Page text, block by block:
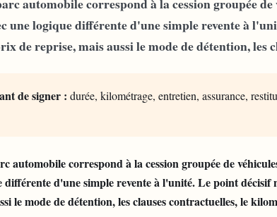
une logique différente d'une simple revente à
de reprise, mais aussi le mode de détention, les
de signer : durée, kilométrage, entretien, assurance,
automobilecorrespond à la cession groupée de
différente d'une simple revente à l'unité. Le point décisif
le mode de détention, les clauses contractuelles, le